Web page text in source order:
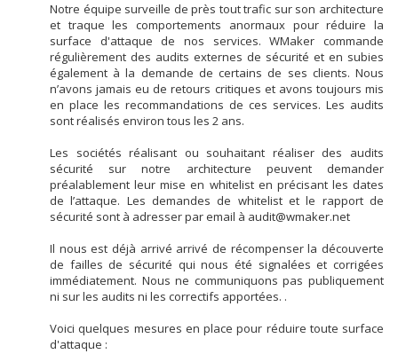
Notre équipe surveille de près tout trafic sur son architecture
et traque les comportements anormaux pour réduire la
surface d'attaque de nos services. WMaker commande
régulièrement des audits externes de sécurité et en subies
également à la demande de certains de ses clients. Nous
n’avons jamais eu de retours critiques et avons toujours mis
en place les recommandations de ces services. Les audits
sont réalisés environ tous les 2 ans.
Les sociétés réalisant ou souhaitant réaliser des audits
sécurité sur notre architecture peuvent demander
préalablement leur mise en whitelist en précisant les dates
de l’attaque. Les demandes de whitelist et le rapport de
sécurité sont à adresser par email à audit@wmaker.net
Il nous est déjà arrivé arrivé de récompenser la découverte
de failles de sécurité qui nous été signalées et corrigées
immédiatement. Nous ne communiquons pas publiquement
ni sur les audits ni les correctifs apportées. .
Voici quelques mesures en place pour réduire toute surface
d'attaque :